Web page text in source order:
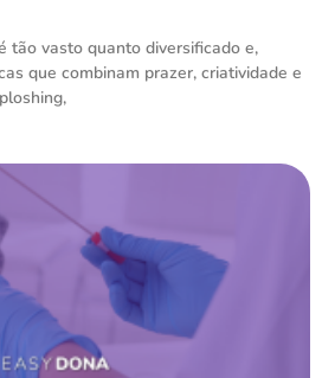
tão vasto quanto diversificado e,
que combinam prazer, criatividade e